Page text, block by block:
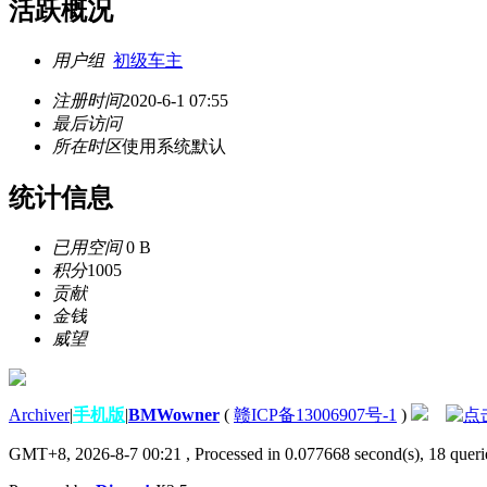
活跃概况
用户组 初级车主
注册时间2020-6-1 07:55
最后访问
所在时区使用系统默认
统计信息
已用空间0 B
积分1005
贡献
金钱
威望
Archiver|手机版|BMWowner ( 赣ICP备13006907号-1 )
GMT+8, 2026-8-7 00:21 , Processed in 0.077668 second(s), 18